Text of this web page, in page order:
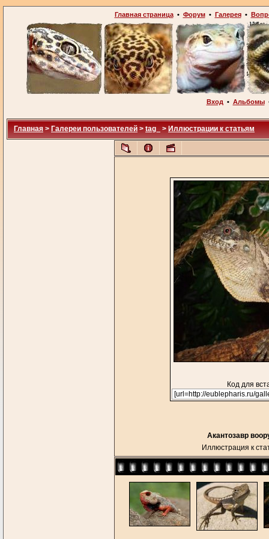
Главная страница• Форум• Галерея•
Вход • Альбомы
Главная > Галереи пользователей > tag_ > Иллюстрации к статьям
Код для
Акантозавр
Иллюстрация к